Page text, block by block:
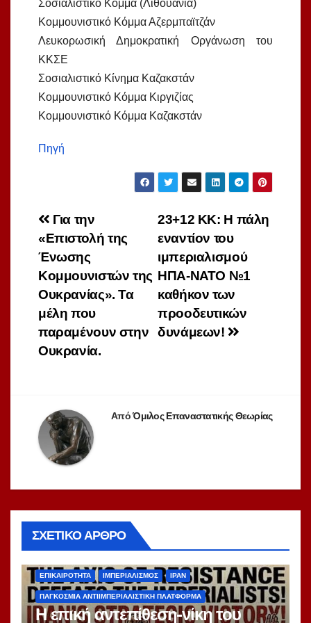
Σοσιαλιστικό Κόμμα (Λιθουανία)
Κομμουνιστικό Κόμμα Αζερμπαϊτζάν
Λευκορωσική Δημοκρατική Οργάνωση του
ΚΚΣΕ
Σοσιαλιστικό Κίνημα Καζακστάν
Κομμουνιστικό Κόμμα Κιργιζίας
Κομμουνιστικό Κόμμα Καζακστάν
Πηγή
Πλοήγηση
άρθρων
23+12 ΚΚ: H πάλη
εναντίον του
ιμπεριαλισμού
ΗΠΑ-ΝΑΤΟ №1
καθήκον των
προοδευτικών
δυνάμεων!
Για την
«Επιστολή της
Ένωσης
Κομμουνιστών της
Ουκρανίας». Τα
μέλη που
παραμένουν στην
Ουκρανία.
ΑπόΌμιλος Επαναστατικής Θεωρίας
ΣΧΕΤΙΚΌ ΆΡΘΡΟ
ΕΠΙΚΑΙΡΌΤΗΤΑ ΙΜΠΕΡΙΑΛΙΣΜΌΣ ΙΡΆΝ
ΠΑΓΚΌΣΜΙΑ ΑΝΤΙΙΜΠΕΡΙΑΛΙΣΤΙΚΉ ΠΛΑΤΦΌΡΜΑ
Η επική αντεπίθεση-νίκη του